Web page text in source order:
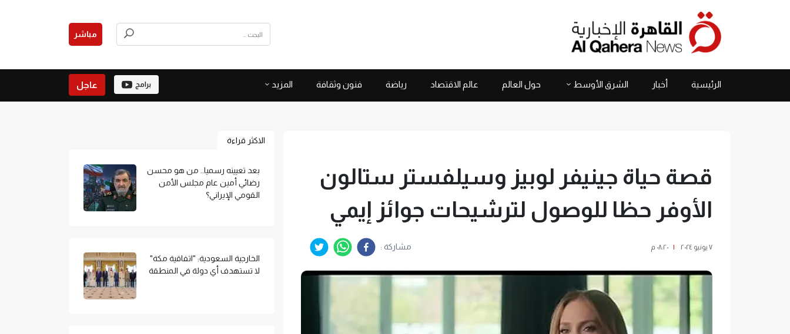
مباشر
الرئيسية أخبار الشرق الأوسط حول العالم عالم الاقتصاد رياضة فنون وثقافة المزيد برامج عاجل
قصة حياة جينيفر لوبيز وسيلفستر ستالون
الأوفر حظا للوصول لترشيحات جوائز إيمي
٧ يونيو ٢٠٢٤ | ٠٨:٢٠ م مشاركة :
الاكثر قراءة
بعد تعيينه رسميا.. من هو محسن
رضائي أمين عام مجلس الأمن
القومي الإيراني؟
الخارجية السعودية: "اتفاقية مكة"
لا تستهدف أي دولة في المنطقة